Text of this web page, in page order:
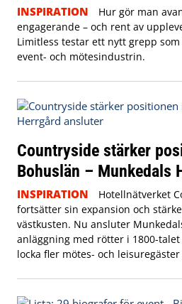
INSPIRATION
Hur gör man
engagerande – och rent av
Limitless testar ett nytt grepp
event- och mötesindustrin.
Countryside stärker
Bohuslän – Munkedals
INSPIRATION
Hotellnätverket
fortsätter sin expansion och
västkusten. Nu ansluter
anläggning med rötter i 1800-
locka fler mötes- och